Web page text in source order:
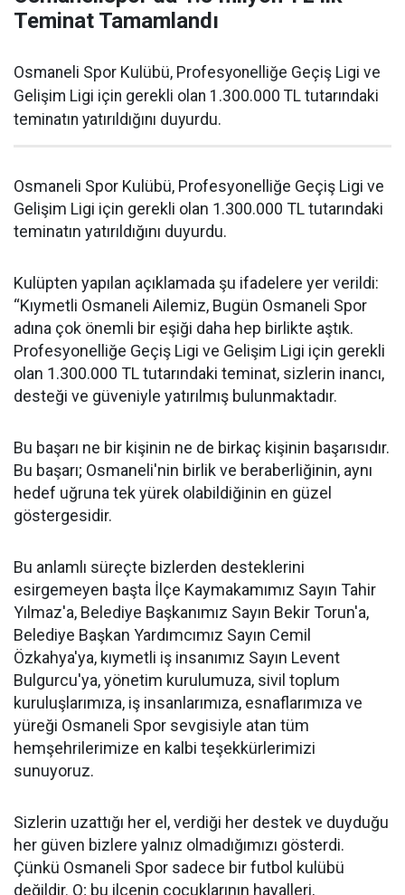
Teminat Tamamlandı
Osmaneli Spor Kulübü, Profesyonelliğe Geçiş Ligi ve
Gelişim Ligi için gerekli olan 1.300.000 TL tutarındaki
teminatın yatırıldığını duyurdu.
Osmaneli Spor Kulübü, Profesyonelliğe Geçiş Ligi ve
Gelişim Ligi için gerekli olan 1.300.000 TL tutarındaki
teminatın yatırıldığını duyurdu.
Kulüpten yapılan açıklamada şu ifadelere yer verildi:
“Kıymetli Osmaneli Ailemiz, Bugün Osmaneli Spor
adına çok önemli bir eşiği daha hep birlikte aştık.
Profesyonelliğe Geçiş Ligi ve Gelişim Ligi için gerekli
olan 1.300.000 TL tutarındaki teminat, sizlerin inancı,
desteği ve güveniyle yatırılmış bulunmaktadır.
Bu başarı ne bir kişinin ne de birkaç kişinin başarısıdır.
Bu başarı; Osmaneli'nin birlik ve beraberliğinin, aynı
hedef uğruna tek yürek olabildiğinin en güzel
göstergesidir.
Bu anlamlı süreçte bizlerden desteklerini
esirgemeyen başta İlçe Kaymakamımız Sayın Tahir
Yılmaz'a, Belediye Başkanımız Sayın Bekir Torun'a,
Belediye Başkan Yardımcımız Sayın Cemil
Özkahya'ya, kıymetli iş insanımız Sayın Levent
Bulgurcu'ya, yönetim kurulumuza, sivil toplum
kuruluşlarımıza, iş insanlarımıza, esnaflarımıza ve
yüreği Osmaneli Spor sevgisiyle atan tüm
hemşehrilerimize en kalbi teşekkürlerimizi
sunuyoruz.
Sizlerin uzattığı her el, verdiği her destek ve duyduğu
her güven bizlere yalnız olmadığımızı gösterdi.
Çünkü Osmaneli Spor sadece bir futbol kulübü
değildir. O; bu ilçenin çocuklarının hayalleri,